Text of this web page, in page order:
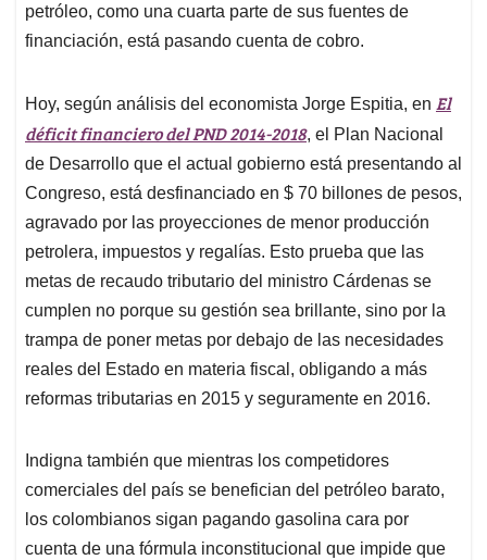
petróleo, como una cuarta parte de sus fuentes de
financiación, está pasando cuenta de cobro.
Hoy, según análisis del economista Jorge Espitia, en El
déficit financiero del PND 2014-2018, el Plan Nacional
de Desarrollo que el actual gobierno está presentando al
Congreso, está desfinanciado en $ 70 billones de pesos,
agravado por las proyecciones de menor producción
petrolera, impuestos y regalías. Esto prueba que las
metas de recaudo tributario del ministro Cárdenas se
cumplen no porque su gestión sea brillante, sino por la
trampa de poner metas por debajo de las necesidades
reales del Estado en materia fiscal, obligando a más
reformas tributarias en 2015 y seguramente en 2016.
Indigna también que mientras los competidores
comerciales del país se benefician del petróleo barato,
los colombianos sigan pagando gasolina cara por
cuenta de una fórmula inconstitucional que impide que